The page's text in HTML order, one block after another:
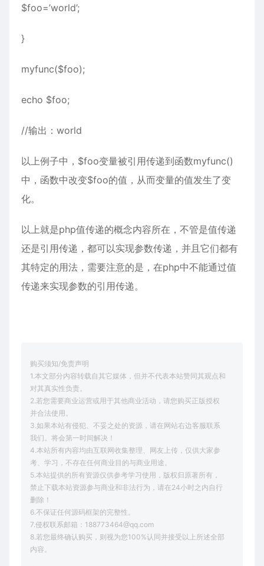
$foo=’world’;
}
myfunc($foo);
echo $foo;
//输出：world
以上例子中，$foo变量被引用传递到函数myfunc()
中，函数中改变$foo的值，从而变量的值发生了变
化。
以上就是php值传递的概念内容所在，不管是值传递
还是引用传递，都可以实现参数传递，并且它们都有
其特定的用法，需要注意的是，在php中不能通过值
传递来实现参数的引用传递。
购买须知/免责声明
1.本文部分内容转载自其它媒体，但并不代表本站赞同其观点和
对其真实性负责。
2.若您需要商业运营或用于其他商业活动，请您购买正版授权
并合法使用。
3.如果本站有侵犯、不妥之处的资源，请在网站右边客服联系
我们。将会第一时间解决！
4.本站所有内容均由互联网收集整理、网友上传，仅供大家参
考、学习，不存在任何商业目的与商业用途。
5.本站提供的所有资源仅供参考学习使用，版权归原著所有，
禁止下载本站资源参与商业和非法行为，请在24小时之内自行
删除！
6.不保证任何源码框架的完整性。
7.侵权联系邮箱：188773464@qq.com
8.若您最终确认购买，则视为您100%认同并接受以上所述全部
内容。